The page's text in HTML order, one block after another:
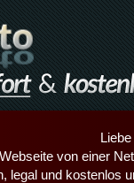
von einer
legal und kostenlos